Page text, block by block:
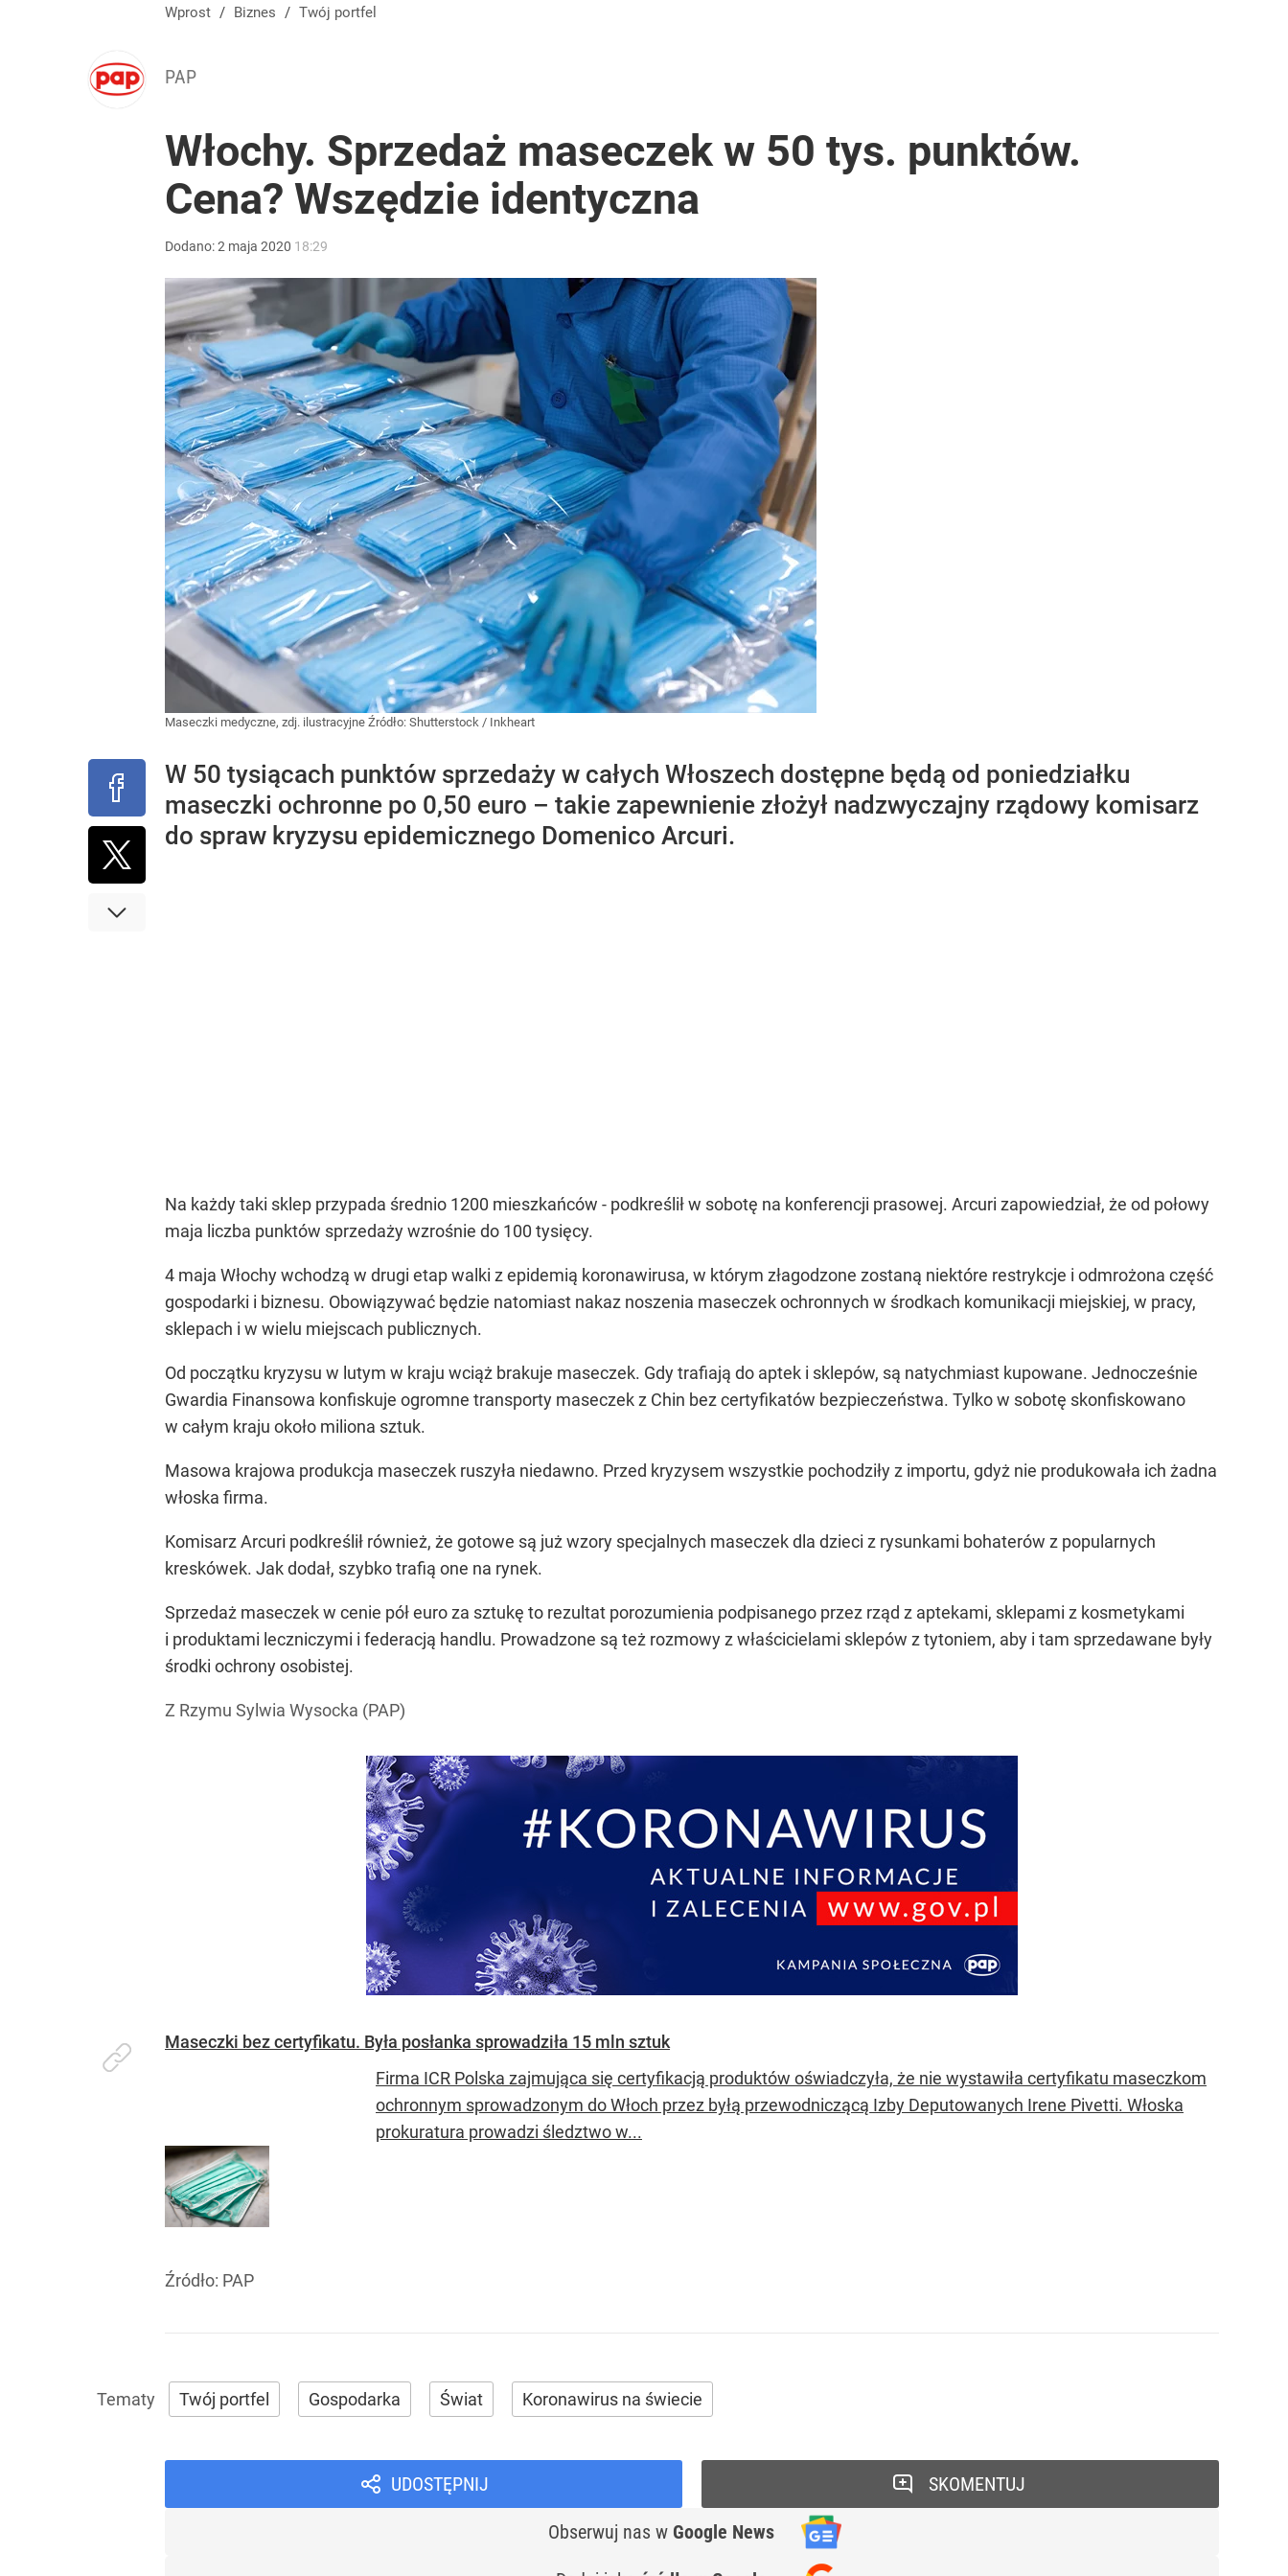
Wprost / Biznes / Twój portfel
PAP
Włochy. Sprzedaż maseczek w 50 tys. punktów.
Cena? Wszędzie identyczna
Dodano:2 maja 2020 18:29
Maseczki medyczne, zdj. ilustracyjne Źródło: Shutterstock / Inkheart
W 50 tysiącach punktów sprzedaży w całych Włoszech dostępne będą od poniedziałku
maseczki ochronne po 0,50 euro – takie zapewnienie złożył nadzwyczajny rządowy komisarz
do spraw kryzysu epidemicznego Domenico Arcuri.
Na każdy taki sklep przypada średnio 1200 mieszkańców - podkreślił w sobotę na konferencji prasowej. Arcuri zapowiedział, że od połowy
maja liczba punktów sprzedaży wzrośnie do 100 tysięcy.
4 maja Włochy wchodzą w drugi etap walki z epidemią koronawirusa, w którym złagodzone zostaną niektóre restrykcje i odmrożona część
gospodarki i biznesu. Obowiązywać będzie natomiast nakaz noszenia maseczek ochronnych w środkach komunikacji miejskiej, w pracy,
sklepach i w wielu miejscach publicznych.
Od początku kryzysu w lutym w kraju wciąż brakuje maseczek. Gdy trafiają do aptek i sklepów, są natychmiast kupowane. Jednocześnie
Gwardia Finansowa konfiskuje ogromne transporty maseczek z Chin bez certyfikatów bezpieczeństwa. Tylko w sobotę skonfiskowano
w całym kraju około miliona sztuk.
Masowa krajowa produkcja maseczek ruszyła niedawno. Przed kryzysem wszystkie pochodziły z importu, gdyż nie produkowała ich żadna
włoska firma.
Komisarz Arcuri podkreślił również, że gotowe są już wzory specjalnych maseczek dla dzieci z rysunkami bohaterów z popularnych
kreskówek. Jak dodał, szybko trafią one na rynek.
Sprzedaż maseczek w cenie pół euro za sztukę to rezultat porozumienia podpisanego przez rząd z aptekami, sklepami z kosmetykami
i produktami leczniczymi i federacją handlu. Prowadzone są też rozmowy z właścicielami sklepów z tytoniem, aby i tam sprzedawane były
środki ochrony osobistej.
Z Rzymu Sylwia Wysocka (PAP)
Maseczki bez certyfikatu. Była posłanka sprowadziła 15 mln sztuk
Firma ICR Polska zajmująca się certyfikacją produktów oświadczyła, że nie wystawiła certyfikatu maseczkom
ochronnym sprowadzonym do Włoch przez byłą przewodniczącą Izby Deputowanych Irene Pivetti. Włoska
prokuratura prowadzi śledztwo w...
Źródło: PAP
Twój portfel Gospodarka Świat Koronawirus na świecie
UDOSTĘPNIJ
Obserwuj nas w Google News
SKOMENTUJ